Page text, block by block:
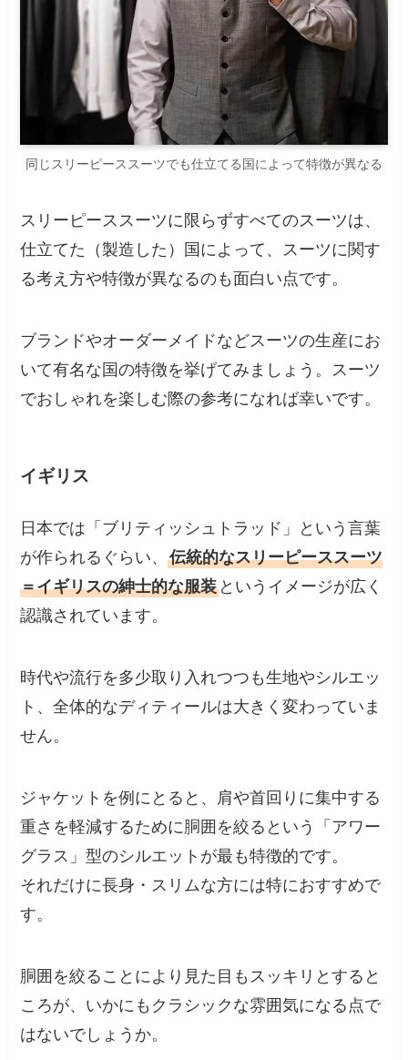
同じスリーピーススーツでも仕立てる国によって特徴が異なる
スリーピーススーツに限らずすべてのスーツは、
仕立てた（製造した）国によって、スーツに関す
る考え方や特徴が異なるのも面白い点です。
ブランドやオーダーメイドなどスーツの生産にお
いて有名な国の特徴を挙げてみましょう。スーツ
でおしゃれを楽しむ際の参考になれば幸いです。
イギリス
日本では「ブリティッシュトラッド」という言葉
が作られるぐらい、伝統的なスリーピーススーツ
＝イギリスの紳士的な服装 というイメージが広く
認識されています。
時代や流行を多少取り入れつつも生地やシルエッ
ト、全体的なディティールは大きく変わっていま
せん。
ジャケットを例にとると、肩や首回りに集中する
重さを軽減するために胴囲を絞るという「アワー
グラス」型のシルエットが最も特徴的です。
それだけに長身・スリムな方には特におすすめで
す。
胴囲を絞ることにより見た目もスッキリとすると
ころが、いかにもクラシックな雰囲気になる点で
はないでしょうか。